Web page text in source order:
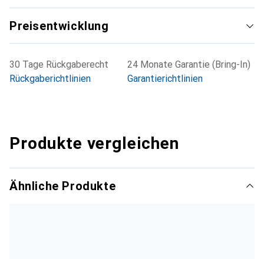
Preisentwicklung
30 Tage Rückgaberecht
Rückgaberichtlinien
24 Monate Garantie (Bring-In)
Garantierichtlinien
Produkte vergleichen
Ähnliche Produkte